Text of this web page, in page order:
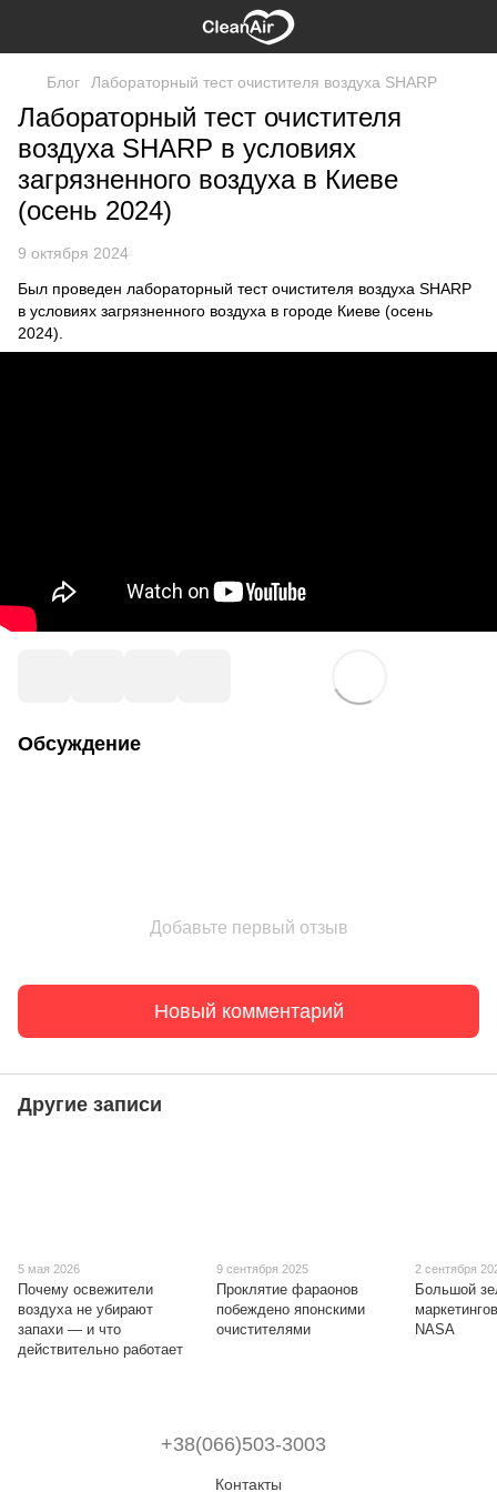
Блог Лабораторный тест очистителя воздуха SHARP
Лабораторный тест очистителя
воздуха SHARP в условиях
загрязненного воздуха в Киеве
(осень 2024)
9 октября 2024
Был проведен лабораторный тест очистителя воздуха SHARP
в условиях загрязненного воздуха в городе Киеве (осень
2024).
Обсуждение
Добавьте первый отзыв
Новый комментарий
Другие записи
5 мая 2026
Почему освежители
воздуха не убирают
запахи — и что
действительно работает
9 сентября 2025
Проклятие фараонов
побеждено японскими
очистителями
2 сентября
Большой
NASA
+38(066)503-3003
Контакты